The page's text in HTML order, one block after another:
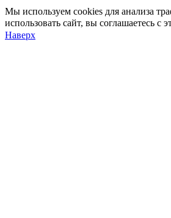
Мы используем cookies для анализа
использовать сайт, вы соглашаетесь с
Наверх